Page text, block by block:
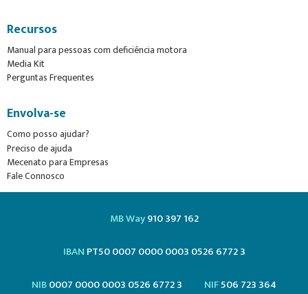
Recursos
Manual para pessoas com deficiência motora
Media Kit
Perguntas Frequentes
Envolva-se
Como posso ajudar?
Preciso de ajuda
Mecenato para Empresas
Fale Connosco
MB Way910 397 162
IBAN PT50 0007 0000 0003 0526 6772 3
NIB0007 0000 0003 0526 6772 3 NIF506 723 364